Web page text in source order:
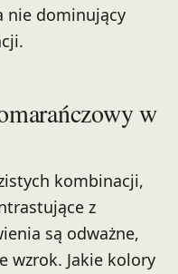
nie dominujący
w
kombinacji,
z
są odważne,
wzrok. Jakie kolory